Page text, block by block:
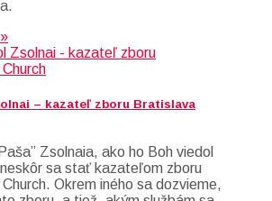
– kazateľ zboru Bratislava
Zsolnaia, ako ho Boh viedol
sa stať kazateľom zboru
Okrem iného sa dozvieme,